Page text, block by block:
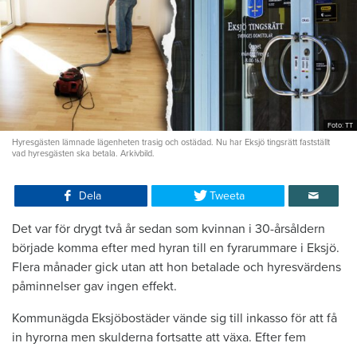
Foto: TT
Hyresgästen lämnade lägenheten trasig och ostädad. Nu har Eksjö tingsrätt fastställt
vad hyresgästen ska betala. Arkivbild.
Dela Tweeta
Det var för drygt två år sedan som kvinnan i 30-årsåldern
började komma efter med hyran till en fyrarummare i Eksjö.
Flera månader gick utan att hon betalade och hyresvärdens
påminnelser gav ingen effekt.
Kommunägda Eksjöbostäder vände sig till inkasso för att få
in hyrorna men skulderna fortsatte att växa. Efter fem